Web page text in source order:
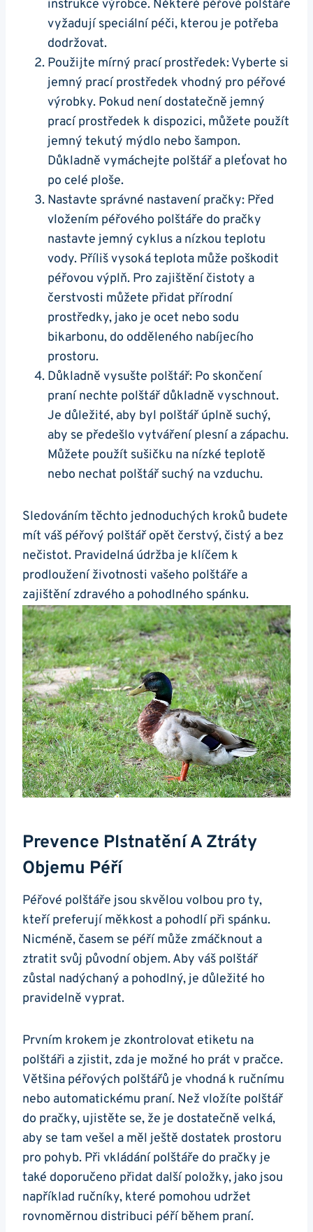
instrukce výrobce. Některé péřové polštáře
vyžadují speciální péči, kterou je potřeba
dodržovat.
Použijte mírný prací prostředek: Vyberte si
jemný prací prostředek vhodný pro péřové
výrobky. Pokud není dostatečně jemný
prací prostředek k dispozici, můžete použít
jemný tekutý mýdlo nebo šampon.
Důkladně vymáchejte polštář a pleťovat ho
po celé ploše.
Nastavte správné nastavení pračky: Před
vložením péřového polštáře do pračky
nastavte jemný cyklus a nízkou teplotu
vody. Příliš vysoká teplota může poškodit
péřovou výplň. Pro zajištění čistoty a
čerstvosti můžete přidat přírodní
prostředky, jako je ocet nebo sodu
bikarbonu, do odděleného nabíjecího
prostoru.
Důkladně vysušte polštář: Po skončení
praní nechte polštář důkladně vyschnout.
Je důležité, aby byl polštář úplně suchý,
aby se předešlo vytváření plesní a zápachu.
Můžete použít sušičku na nízké teplotě
nebo nechat polštář suchý na vzduchu.
Sledováním těchto jednoduchých kroků budete
mít váš péřový polštář opět čerstvý, čistý a bez
nečistot. Pravidelná údržba je klíčem k
prodloužení životnosti vašeho polštáře a
zajištění zdravého a pohodlného spánku.
Prevence Plstnatění A Ztráty
Objemu Péří
Péřové polštáře jsou skvělou volbou pro ty,
kteří preferují měkkost a pohodlí při spánku.
Nicméně, časem se péří může zmáčknout a
ztratit svůj původní objem. Aby váš polštář
zůstal nadýchaný a pohodlný, je důležité ho
pravidelně vyprat.
Prvním krokem je zkontrolovat etiketu na
polštáři a zjistit, zda je možné ho prát v pračce.
Většina péřových polštářů je vhodná k ručnímu
nebo automatickému praní. Než vložíte polštář
do pračky, ujistěte se, že je dostatečně velká,
aby se tam vešel a měl ještě dostatek prostoru
pro pohyb. Při vkládání polštáře do pračky je
také doporučeno přidat další položky, jako jsou
například ručníky, které pomohou udržet
rovnoměrnou distribuci péří během praní.